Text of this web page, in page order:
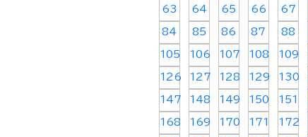
63 64 65 66 67
84 85 86 87 88
105 106 107 108 109
126 127 128 129 130
147 148 149 150 151
168 169 170 171 172